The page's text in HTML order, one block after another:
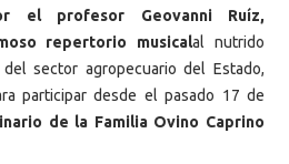
el profesor Geovanni Ruíz,
repertorio musicalal nutrido
sector agropecuario del Estado,
participar desde el pasado 17 de
de la Familia Ovino Caprino